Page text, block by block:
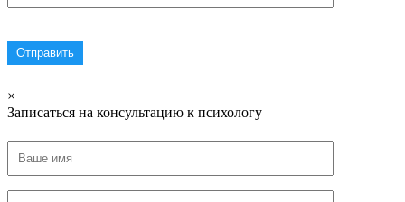
×
Записаться на консультацию к психологу